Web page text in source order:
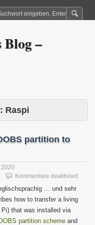
Blog –
Raspi
partition to
Kommentare deaktiviertfür
from
… und sehr
how to transfer a living
Pi) that was installed via
partition scheme and